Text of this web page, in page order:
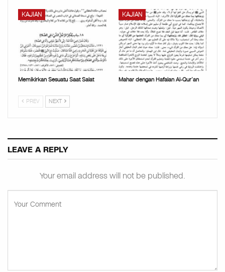
KAJIAN
Memikirkan Sesuatu Saat Salat
KAJIAN
Mahar dengan Hafalan Al-Qur’an
PREV NEXT
LEAVE A REPLY
Your email address will not be published.